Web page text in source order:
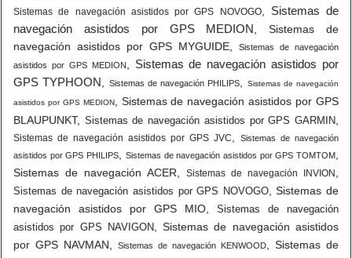
Sistemas de navegación asistidos por GPS NOVOGO, Sistemas de
navegación asistidos por GPS MEDION ,Sistemas de
navegación asistidos por GPS MYGUIDE
Sistemas de navegación
asistidos por GPS MEDION
Sistemas de navegación asistidos por
GPS TYPHOON
Sistemas de navegación PHILIPS Sistemas de navegación
asistidos por GPS MEDION, Sistemas de navegación asistidos por GPS
BLAUPUNKT, Sistemas de navegación asistidos por GPS GARMIN
Sistemas de navegación asistidos por GPS JVC
Sistemas de navegación
asistidos por GPS PHILIPS
Sistemas de navegación asistidos por GPS TOMTOM
Sistemas de navegación ACER
Sistemas de navegación INVION
Sistemas de navegación asistidos por GPS NOVOGO,Sistemas de
navegación asistidos por GPS MIO
Sistemas de navegación
asistidos por GPS NAVIGON,Sistemas de navegación asistidos
por GPS NAVMAN
Sistemas de navegación KENWOOD
Sistemas de